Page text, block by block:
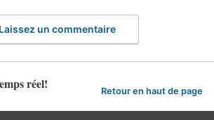
Laissez un commentaire
réel! Retour en haut de page